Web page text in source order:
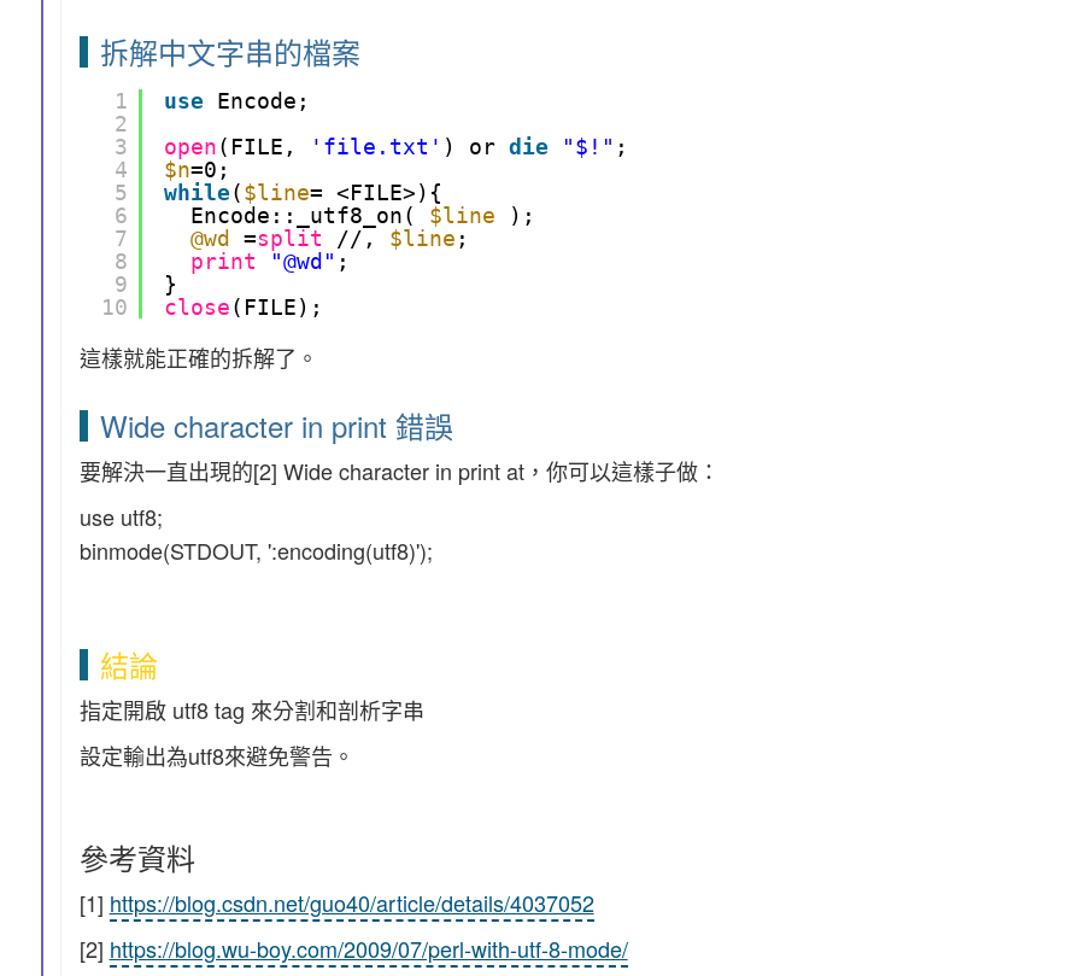
拆解中文字串的檔案
1
2
3
4
5
6
7
8
9
10
use Encode;
open(FILE, 'file.txt' ) or die "$!" ;
$n=0;
while($line= <FILE>){
Encode::_utf8_on( $line
);
@wd
=split //, $line ;
print
"@wd" ;
}
close(FILE);
這樣就能正確的拆解了。
Wide character in print 錯誤
要解決一直出現的[2] Wide character in print at，你可以這樣子做：
use utf8;
binmode(STDOUT, ':encoding(utf8)');
結論
指定開啟 utf8 tag 來分割和剖析字串
設定輸出為utf8來避免警告。
參考資料
[1] https://blog.csdn.net/guo40/article/details/4037052
[2] https://blog.wu-boy.com/2009/07/perl-with-utf-8-mode/